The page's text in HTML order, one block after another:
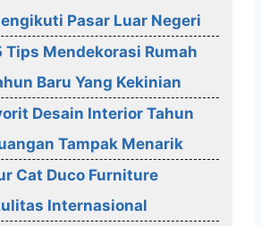
Pasar Luar Negeri
Tips Mendekorasi Rumah
Baru Yang Kekinian
Desain Interior Tahun
Tampak Menarik
Cat Duco Furniture
Internasional